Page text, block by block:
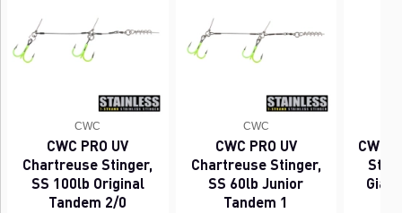
CWC
CWC PRO UV
Chartreuse Stinger,
SS 100lb Original
Tandem 2/0
CWC
CWC PRO UV
Chartreuse Stinger,
SS 60lb Junior
Tandem 1
CWC